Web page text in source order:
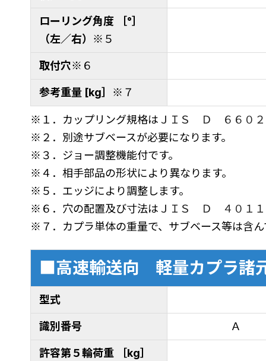
ローリング角度 ［°］
（左／右） ※５
取付穴※６
参考重量 [kg］ ※７
※１．カップリング規格は ＪＩＳ Ｄ ６６０２
※２．別途サブベースが必要になります。
※３．ジョー調整機能付です。
※４．相手部品の形状により異なります。
※５．エッジにより調整します。
※６．穴の配置及び寸法は ＪＩＳ Ｄ ４０１１
※７．カプラ単体の重量で、サブベース等は含
■高速輸送向 軽量カプラ諸
型式
識別番号 Ａ
許容第５輪荷重 ［kg］